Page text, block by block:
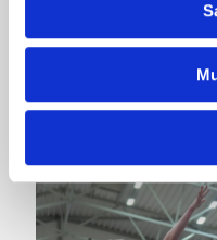
toisen ottelun, kun
Ruotsi.